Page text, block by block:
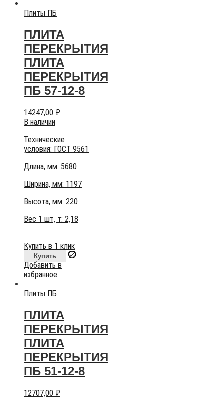
Плиты ПБ
ПЛИТА
ПЕРЕКРЫТИЯ
ПЛИТА
ПЕРЕКРЫТИЯ
ПБ 57-12-8
14247,00 ₽
В наличии
Технические
условия: ГОСТ 9561
Длина, мм: 5680
Ширина, мм: 1197
Высота, мм: 220
Вес 1 шт, т: 2,18
Купить в 1 клик
Купить
Добавить в
избранное
Плиты ПБ
ПЛИТА
ПЕРЕКРЫТИЯ
ПЛИТА
ПЕРЕКРЫТИЯ
ПБ 51-12-8
12707,00 ₽